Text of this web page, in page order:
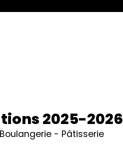
2025-2026
- Pâtisserie